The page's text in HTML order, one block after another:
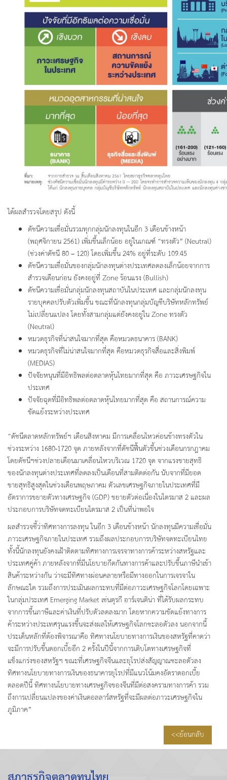
ได้ผลสำรวจโดยสรุป ดังนี้
ดัชนีความเชื่อมั่นรวมทุกกลุ่มนักลงทุนในอีก 3 เดือนข้างหน้า
(พฤศจิกายน 2561) เพิ่มขึ้นเล็กน้อย อยู่ในเกณฑ์ “ทรงตัว” (Neutral)
(ช่วงค่าดัชนี 80 – 120) โดยเพิ่มขึ้น 24% อยู่ที่ระดับ 109.45
ดัชนีความเชื่อมั่นของกลุ่มนักลงทุนต่างประเทศลดลงเล็กน้อยจากการ
สำรวจเดือนก่อน ยังคงอยู่ที่ Zone ร้อนแรง (Bullish)
ดัชนีความเชื่อมั่นกลุ่มนักลงทุนสถาบันในประเทศ และกลุ่มนักลงทุน
รายบุคคลปรับตัวเพิ่มขึ้น ขณะที่นักลงทุนกลุ่มบัญชีบริษัทหลักทรัพย์
ไม่เปลี่ยนแปลง โดยทั้งสามกลุ่มแต่ยังคงอยู่ใน Zone ทรงตัว
(Neutral)
หมวดธุรกิจที่น่าสนใจมากที่สุด คือหมวดธนาคาร (BANK)
หมวดธุรกิจที่ไม่น่าสนใจมากที่สุด คือหมวดธุรกิจสื่อและสิ่งพิมพ์
(MEDIAS)
ปัจจัยหนุนที่มีอิทธิพลต่อตลาดหุ้นไทยมากที่สุด คือ ภาวะเศรษฐกิจใน
ประเทศ
ปัจจัยฉุดที่มีอิทธิพลต่อตลาดหุ้นไทยมากที่สุด คือ สถานการณ์ความ
ขัดแย้งระหว่างประเทศ
“ดัชนีตลาดหลักทรัพย์ฯ เดือนสิงหาคม มีการเคลื่อนไหวค่อนข้างทรงตัวใน
ช่วงระหว่าง 1680-1720 จุด ภายหลังจากที่ดัชนีฟื้นตัวขึ้นช่วงเดือนกรกฎาคม
โดยดัชนีฯช่วงปลายเดือนมาเคลื่อนไหวบริเวณ 1720 จุด จากแรงขายสุทธิ
ของนักลงทุนต่างประเทศที่ลดลงเป็นเดือนที่สามติดต่อกัน นับจากที่มียอด
ขายสุทธิสูงสุดในช่วงเดือนพฤษภาคม ตัวเลขเศรษฐกิจภายในประเทศที่มี
อัตราการขยายตัวทางเศรษฐกิจ (GDP) ขยายตัวต่อเนื่องในไตรมาส 2 และผล
ประกอบการบริษัทจดทะเบียนไตรมาส 2 เป็นที่น่าพอใจ
ผลสำรวจชี้ว่าทิศทางการลงทุน ในอีก 3 เดือนข้างหน้า นักลงทุนมีความเชื่อมั่น
ภาวะเศรษฐกิจภายในประเทศ รวมถึงผลประกอบการบริษัทจดทะเบียนไทย
ทั้งนี้นักลงทุนยังคงเฝ้าติดตามทิศทางการเจรจาทางการค้าระหว่างสหรัฐและ
ประเทศคู่ค้า ภายหลังจากที่มีนโยบายกีดกันทางการค้าและปรับขึ้นภาษีนำเข้า
สินค้าระหว่างกัน ว่าจะมีทิศทางผ่อนคลายหรือมีทางออกในการเจรจาใน
ลักษณะใด รวมถึงการประเมินผลกระทบที่มีต่อภาวะเศรษฐกิจโลกโดยเฉพาะ
ในกลุ่มประเทศ Emerging Market เช่นตุรกี อาร์เจนติน่า ที่ได้รับผลกระทบ
จากการขึ้นภาษีและค่าเงินที่ปรับตัวลดลงมาก โดยหากความขัดแย้งทางการ
ค้าระหว่างประเทศรุนแรงขึ้นจะส่งผลให้เศรษฐกิจโลกชะลอตัวลง นอกจากนี้
ประเด็นหลักที่ต้องพิจารณาคือ ทิศทางนโยบายทางการเงินของสหรัฐที่คาดว่า
จะมีการปรับขึ้นดอกเบี้ยอีก 2 ครั้งในปีนี้จากการเติบโตทางเศรษฐกิจที่
แข็งแกร่งของสหรัฐฯ ขณะที่เศรษฐกิจจีนและยุโรปส่งสัญญาณชะลอตัวลง
ทิศทางนโยบายทางการเงินของธนาคารยุโรปที่มีแนวโน้มคงอัตราดอกเบี้ย
ตลอดปีนี้ ทิศทางนโยบายทางเศรษฐกิจของจีนที่มีต่อสงครามทางการค้า รวม
ถึงการเปลี่ยนแปลงของค่าเงินดอลลาร์สหรัฐที่จะมีผลต่อภาวะเศรษฐกิจใน
ภูมิภาค”
<<ย้อนกลับ